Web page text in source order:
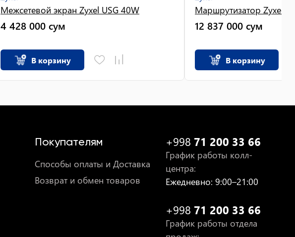
Межсетевой экран Zyxel USG 40W
4 428 000 сум
В корзину
Маршрутизатор Zyxel
12 837 000 сум
В корзину
Покупателям
Способы оплаты и Доставка
Возврат и обмен товаров
+998 71 200 33 66
График работы колл-
центра:
Ежедневно: 9:00–21:00
+998 71 200 33 66
График работы отдела